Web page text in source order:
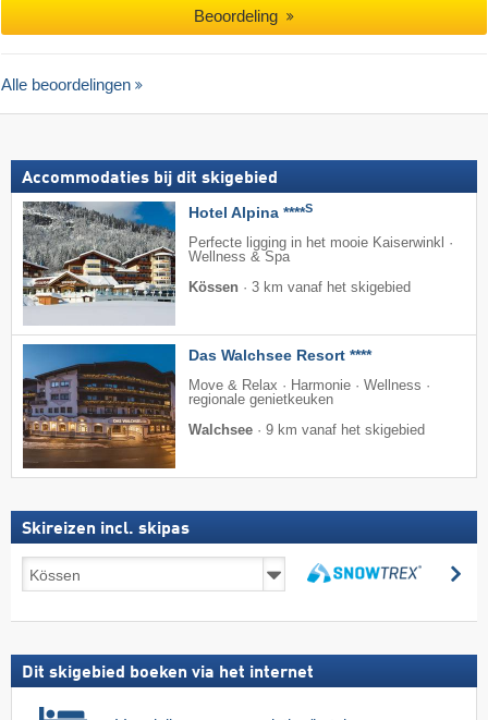
Beoordeling
Alle beoordelingen
Accommodaties bij dit skigebied
Hotel Alpina ****S
Perfecte ligging in het mooie Kaiserwinkl ·
Wellness & Spa
Kössen · 3 km vanaf het skigebied
Das Walchsee Resort ****
Move & Relax · Harmonie · Wellness ·
regionale genietkeuken
Walchsee · 9 km vanaf het skigebied
Skireizen incl. skipas
Skireizen
incl.
Dit skigebied boeken via het internet